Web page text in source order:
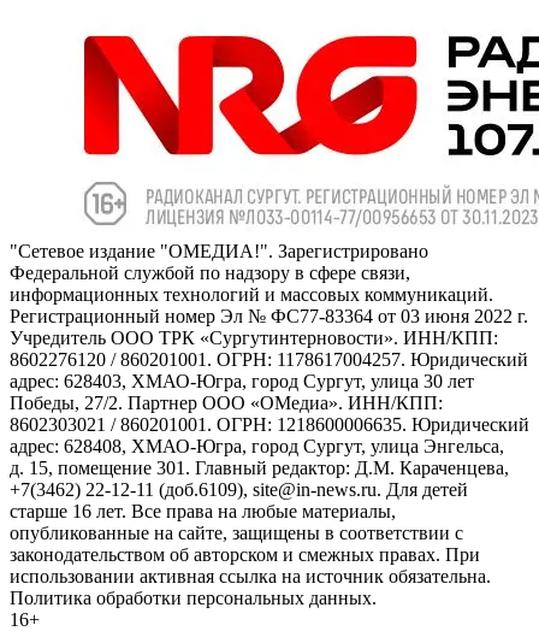
"Сетевое издание "ОМЕДИА!". Зарегистрировано
Федеральной службой по надзору в сфере связи,
информационных технологий и массовых коммуникаций.
Регистрационный номер Эл № ФС77-83364 от 03 июня 2022 г.
Учредитель ООО ТРК «Сургутинтерновости». ИНН/КПП:
8602276120 / 860201001. ОГРН: 1178617004257. Юридический
адрес: 628403, ХМАО-Югра, город Сургут, улица 30 лет
Победы, 27/2. Партнер ООО «ОМедиа». ИНН/КПП:
8602303021 / 860201001. ОГРН: 1218600006635. Юридический
адрес: 628408, ХМАО-Югра, город Сургут, улица Энгельса,
д. 15, помещение 301. Главный редактор: Д.М. Караченцева,
+7(3462) 22-12-11 (доб.6109), site@in-news.ru. Для детей
старше 16 лет. Все права на любые материалы,
опубликованные на сайте, защищены в соответствии с
законодательством об авторском и смежных правах. При
использовании активная ссылка на источник обязательна.
Политика обработки персональных данных.
16+